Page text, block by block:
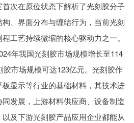
次在原位状态下解析了光刻胶分子
、界面分布与缠结行为，当前光刻
工艺持续微缩的核心驱动力之一。
年我国光刻胶市场规模增长至114
市场规模可达123亿元。光刻胶作
显示等行业的基础材料，其技术进
发展，上游材料供应商、设备制造
及下游光刻胶产品应用企业都能从